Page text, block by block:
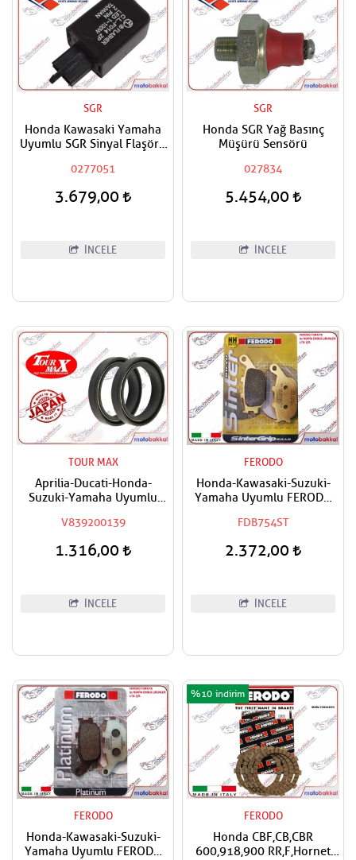
SGR
Honda Kawasaki Yamaha
Uyumlu SGR Sinyal Flaşörü
0277051
3.679,00
İNCELE
SGR
Honda SGR Yağ Basınç
Müşürü Sensörü
027834
5.454,00
İNCELE
TOUR MAX
Aprilia-Ducati-Honda-
Suzuki-Yamaha Uyumlu
Keçesi
V839200139
1.316,00
İNCELE
FERODO
Honda-Kawasaki-Suzuki-
Yamaha Uyumlu FERODO
FDB754ST
2.372,00
İNCELE
FERODO
Honda-Kawasaki-Suzuki-
Yamaha Uyumlu FERODO
FERODO
Honda CBF,CB,CBR
600,918,900 RR,F,Hornet
%10